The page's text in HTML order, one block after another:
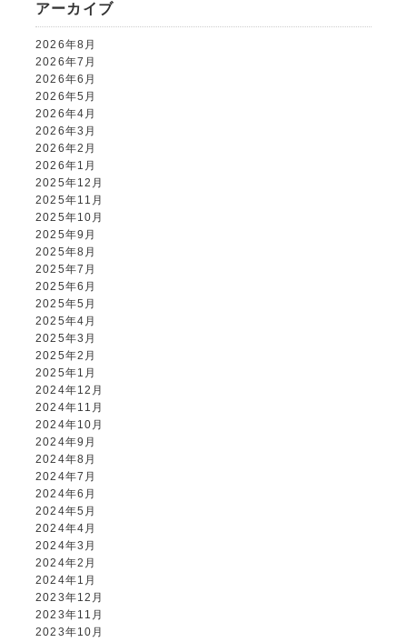
アーカイブ
2026年8月
2026年7月
2026年6月
2026年5月
2026年4月
2026年3月
2026年2月
2026年1月
2025年12月
2025年11月
2025年10月
2025年9月
2025年8月
2025年7月
2025年6月
2025年5月
2025年4月
2025年3月
2025年2月
2025年1月
2024年12月
2024年11月
2024年10月
2024年9月
2024年8月
2024年7月
2024年6月
2024年5月
2024年4月
2024年3月
2024年2月
2024年1月
2023年12月
2023年11月
2023年10月